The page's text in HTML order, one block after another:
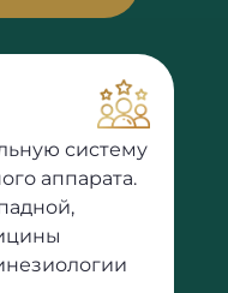
систему
аппарата.